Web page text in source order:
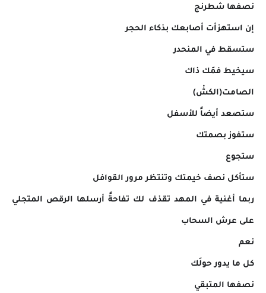
نصفها شطرنج
إن استهزأت أصابعك بذكاء الحجر
ستسقط في المنحدر
سيخيط فمَك ذاك
الصامت(الكشْ)
ستصعد أيضاً للأسفل
ستفوز بصمتك
ستجوع
ستأكل نصف خيمتك وتنتظر مرور القوافل
ربما أغنية في المهد تقذف لك تفاحةً أرسلها الرقص المتجلي
على عرش السحاب
نعم
كل ما يدور حولَك
نصفها المتبقي